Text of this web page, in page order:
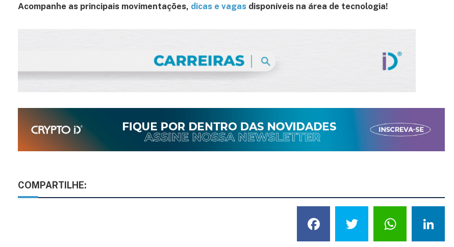
Acompanhe as principais movimentações, dicas e vagas disponíveis na área de tecnologia!
COMPARTILHE:
Facebook
Twitter